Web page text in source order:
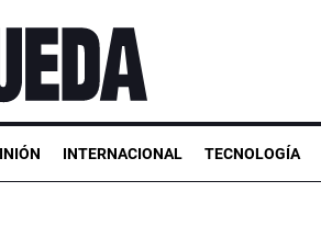
INTERNACIONAL TECNOLOGÍA